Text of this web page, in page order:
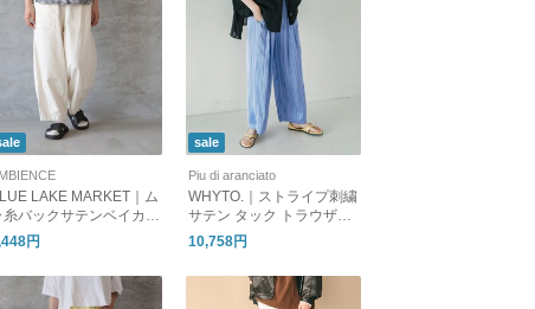
LAKE MARKET｜ム
糸バックサテンベイカー
ジーパンツ
円
sale
Piu di aranciato
WHYTO.｜ストライプ刺繍
サテン タック トラウザー
パンツ “stain tuck trouser”
wht26hpt4072
10,758円